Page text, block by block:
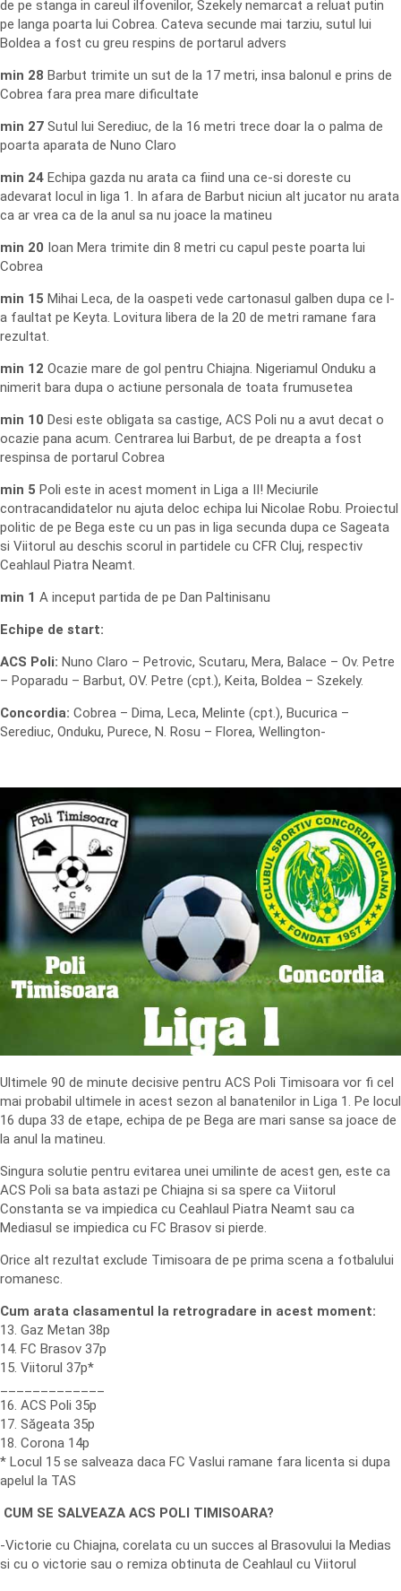
de pe stanga in careul ilfovenilor, Szekely nemarcat a reluat putin
pe langa poarta lui Cobrea. Cateva secunde mai tarziu, sutul lui
Boldea a fost cu greu respins de portarul advers
min 28 Barbut trimite un sut de la 17 metri, insa balonul e prins de
Cobrea fara prea mare dificultate
min 27 Sutul lui Serediuc, de la 16 metri trece doar la o palma de
poarta aparata de Nuno Claro
min 24 Echipa gazda nu arata ca fiind una ce-si doreste cu
adevarat locul in liga 1. In afara de Barbut niciun alt jucator nu arata
ca ar vrea ca de la anul sa nu joace la matineu
min 20 Ioan Mera trimite din 8 metri cu capul peste poarta lui
Cobrea
min 15 Mihai Leca, de la oaspeti vede cartonasul galben dupa ce l-
a faultat pe Keyta. Lovitura libera de la 20 de metri ramane fara
rezultat.
min 12 Ocazie mare de gol pentru Chiajna. Nigeriamul Onduku a
nimerit bara dupa o actiune personala de toata frumusetea
min 10 Desi este obligata sa castige, ACS Poli nu a avut decat o
ocazie pana acum. Centrarea lui Barbut, de pe dreapta a fost
respinsa de portarul Cobrea
min 5 Poli este in acest moment in Liga a II! Meciurile
contracandidatelor nu ajuta deloc echipa lui Nicolae Robu. Proiectul
politic de pe Bega este cu un pas in liga secunda dupa ce Sageata
si Viitorul au deschis scorul in partidele cu CFR Cluj, respectiv
Ceahlaul Piatra Neamt.
min 1 A inceput partida de pe Dan Paltinisanu
Echipe de start:
ACS Poli: Nuno Claro – Petrovic, Scutaru, Mera, Balace – Ov. Petre
– Poparadu – Barbut, OV. Petre (cpt.), Keita, Boldea – Szekely.
Concordia: Cobrea – Dima, Leca, Melinte (cpt.), Bucurica –
Serediuc, Onduku, Purece, N. Rosu – Florea, Wellington-
Ultimele 90 de minute decisive pentru ACS Poli Timisoara vor fi cel
mai probabil ultimele in acest sezon al banatenilor in Liga 1. Pe locul
16 dupa 33 de etape, echipa de pe Bega are mari sanse sa joace de
la anul la matineu.
Singura solutie pentru evitarea unei umilinte de acest gen, este ca
ACS Poli sa bata astazi pe Chiajna si sa spere ca Viitorul
Constanta se va impiedica cu Ceahlaul Piatra Neamt sau ca
Mediasul se impiedica cu FC Brasov si pierde.
Orice alt rezultat exclude Timisoara de pe prima scena a fotbalului
romanesc.
Cum arata clasamentul la retrogradare in acest moment:
13. Gaz Metan 38p
14. FC Brasov 37p
15. Viitorul 37p*
16. ACS Poli 35p
17. Săgeata 35p
18. Corona 14p
* Locul 15 se salveaza daca FC Vaslui ramane fara licenta si dupa
apelul la TAS
CUM SE SALVEAZA ACS POLI TIMISOARA?
-Victorie cu Chiajna, corelata cu un succes al Brasovului la Medias
si cu o victorie sau o remiza obtinuta de Ceahlaul cu Viitorul